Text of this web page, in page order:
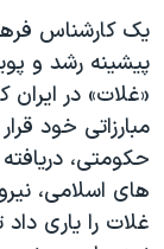
یک کارشناس
پیشینه رشد و
«غلات» در
مبارزاتی خود
حکومتی،
های اسلامی،
غلات را یاری